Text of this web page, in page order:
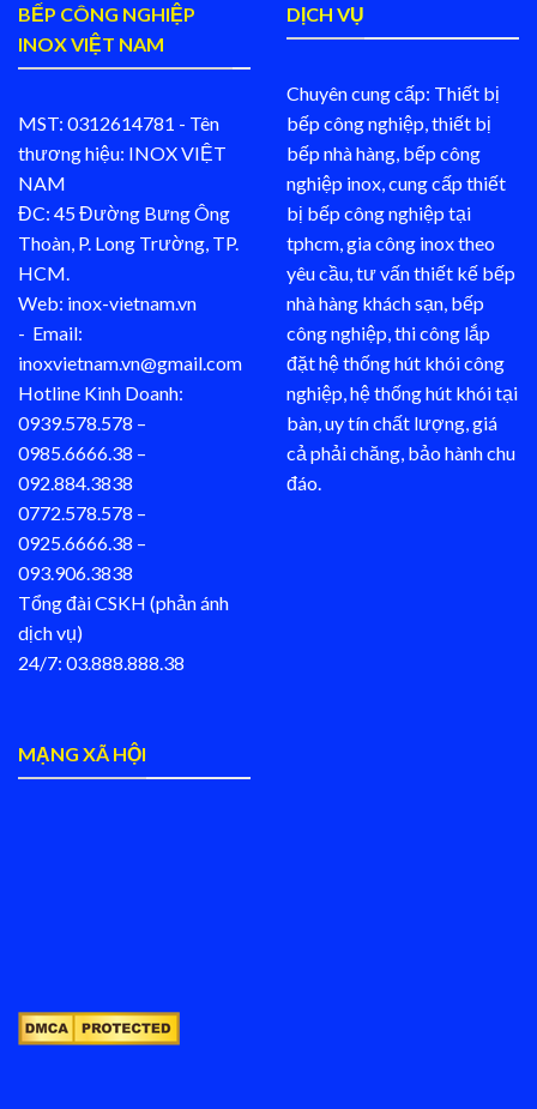
BẾP CÔNG NGHIỆP
INOX VIỆT NAM
MST: 0312614781 - Tên
thương hiệu: INOX VIỆT
NAM
ĐC: 45 Đường Bưng Ông
Thoàn, P. Long Trường, TP.
HCM.
Web: inox-vietnam.vn
- Email:
inoxvietnam.vn@gmail.com
Hotline Kinh Doanh:
0939.578.578 –
0985.6666.38 –
092.884.3838
0772.578.578 –
0925.6666.38 –
093.906.3838
Tổng đài CSKH (phản ánh
dịch vụ)
24/7: 03.888.888.38
DỊCH VỤ
Chuyên cung cấp: Thiết bị
bếp công nghiệp, thiết bị
bếp nhà hàng, bếp công
nghiệp inox, cung cấp thiết
bị bếp công nghiệp tại
tphcm, gia công inox theo
yêu cầu, tư vấn thiết kế bếp
nhà hàng khách sạn, bếp
công nghiệp, thi công lắp
đặt hệ thống hút khói công
nghiệp, hệ thống hút khói tại
bàn, uy tín chất lượng, giá
cả phải chăng, bảo hành chu
đáo.
MẠNG XÃ HỘI